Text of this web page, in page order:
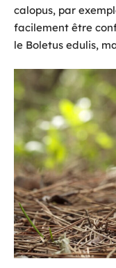
calopus, par
facilement être
le Boletus edulis,